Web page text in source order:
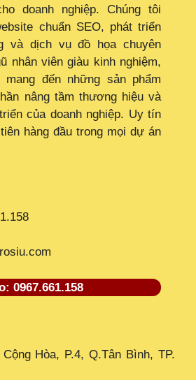
doanh nghiệp. Chúng tôi
chuẩn SEO, phát triển
và dịch vụ đồ họa chuyên
nhân viên giàu kinh nghiệm,
mang đến những sản phẩm
nâng tầm thương hiệu và
của doanh nghiệp. Uy tín
hàng đầu trong mọi dự án
0967.661.158
Hòa, P.4, Q.Tân Bình, TP.